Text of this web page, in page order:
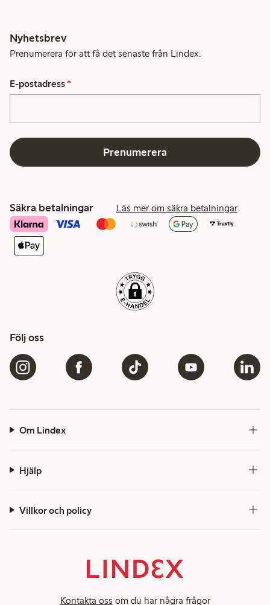
Nyhetsbrev
Prenumerera för att få det senaste från Lindex.
E-postadress *
Prenumerera
Säkra betalningar Läs mer om säkra betalningar
Följ oss
Om Lindex
Hjälp
Villkor och policy
Kontakta oss om du har några frågor